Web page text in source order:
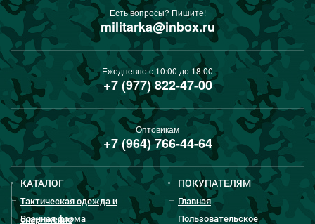
Есть вопросы? Пишите!
militarka@inbox.ru
Ежедневно с 10:00 до 18:00
+7 (977) 822-47-00
Оптовикам
+7 (964) 766-44-64
КАТАЛОГ
Тактическая одежда и
снаряжение
Военная форма
ПОКУПАТЕЛЯМ
Главная
Пользовательское